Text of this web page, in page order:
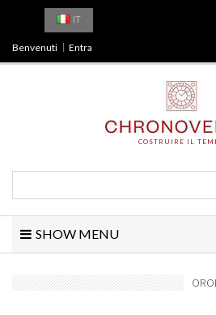
COSTRUIRE IL
IT
Benvenuti Entra
SHOW MENU